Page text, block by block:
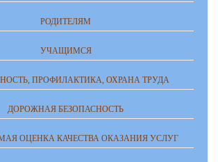
РОДИТЕЛЯМ
УЧАЩИМСЯ
ПРОФИЛАКТИКА, ОХРАНА ТРУДА
ДОРОЖНАЯ БЕЗОПАСНОСТЬ
ОЦЕНКА КАЧЕСТВА ОКАЗАНИЯ УСЛУГ